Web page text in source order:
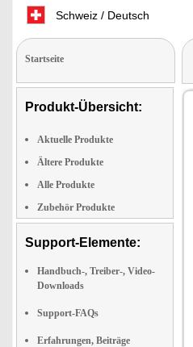
Schweiz / Deutsch
Startseite
Produkt-Übersicht:
Aktuelle Produkte
Ältere Produkte
Alle Produkte
Zubehör Produkte
Support-Elemente:
Handbuch-, Treiber-, Video-
Downloads
Support-FAQs
Erfahrungen, Beiträge